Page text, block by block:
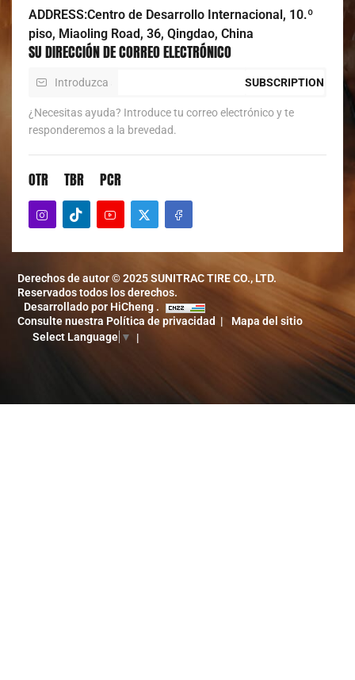
ADDRESS:Centro de Desarrollo Internacional, 10.º
piso, Miaoling Road, 36, Qingdao, China
SU DIRECCIÓN DE CORREO ELECTRÓNICO
SUBSCRIPTION
¿Necesitas ayuda? Introduce tu correo electrónico y te
responderemos a la brevedad.
OTR TBR PCR
Derechos de autor © 2025 SUNITRAC TIRE CO., LTD.
Reservados todos los derechos.
Desarrollado por HiCheng .
Consulte nuestra Política de privacidad
Mapa del sitio
Select Language ▼